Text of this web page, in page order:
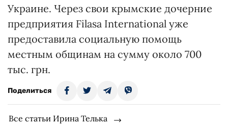
Украине. Через свои крымские дочерние
предприятия Filasa International уже
предоставила социальную помощь
местным общинам на сумму около 700
тыс. грн.
Поделиться
Все статьи Ирина Телька